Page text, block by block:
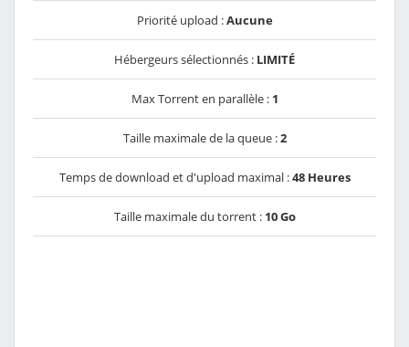
Priorité upload :Aucune
Hébergeurs sélectionnés : LIMITÉ
Max Torrent en parallèle : 1
Taille maximale de la queue :2
Temps de download et d'upload maximal :48 Heures
Taille maximale du torrent : 10 Go